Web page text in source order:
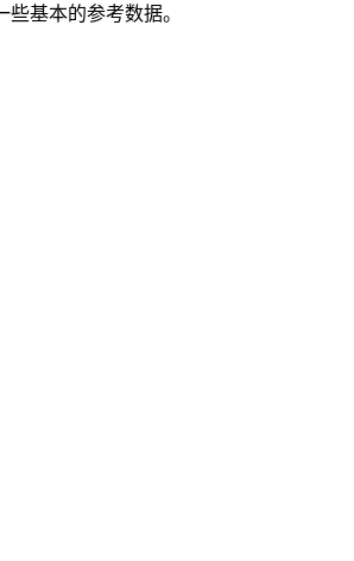
基本的参考数据。